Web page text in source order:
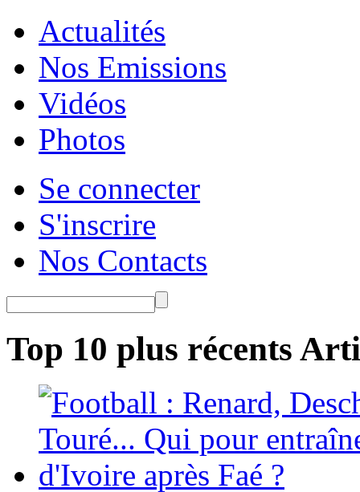
Actualités
Nos Emissions
Vidéos
Photos
Se connecter
S'inscrire
Nos Contacts
Top 10 plus récents